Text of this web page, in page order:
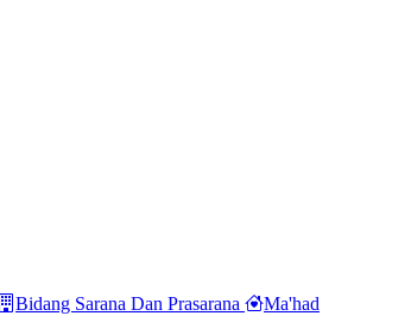
Bidang Sarana Dan Prasarana Ma'had